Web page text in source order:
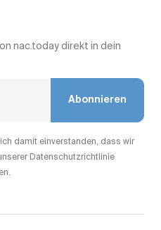
nac.today direkt in dein
Abonnieren
damit einverstanden, dass wir
Datenschutzrichtlinie